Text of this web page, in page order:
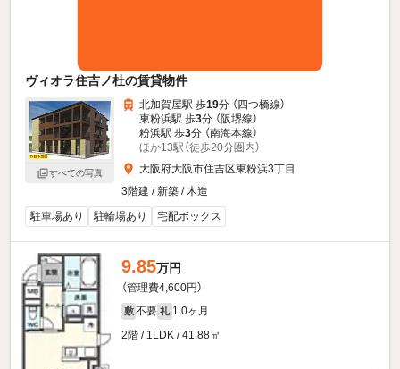
ヴィオラ住吉ノ杜の賃貸物件
すべての写真
北加賀屋駅 歩19分 （四つ橋線）
東粉浜駅 歩3分 （阪堺線）
粉浜駅 歩3分 （南海本線）
ほか13駅（徒歩20分圏内）
大阪府大阪市住吉区東粉浜3丁目
3階建 / 新築 / 木造
駐車場あり
駐輪場あり 宅配ボックス
9.85万円
（管理費4,600円）
敷 不要 礼 1.0ヶ月
2階 / 1LDK / 41.88㎡